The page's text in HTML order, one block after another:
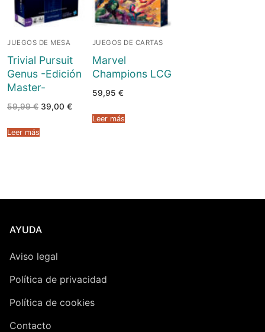
JUEGOS DE MESA
Trivial Pursuit
Genus -Edición
Master-
59,99€ El
precio
39,00 €El
precio
actual
Leer más
JUEGOS DE CARTAS
Marvel
Champions LCG
59,95 €
Leer más
AYUDA
Aviso legal
Política de privacidad
Política de cookies
Contacto